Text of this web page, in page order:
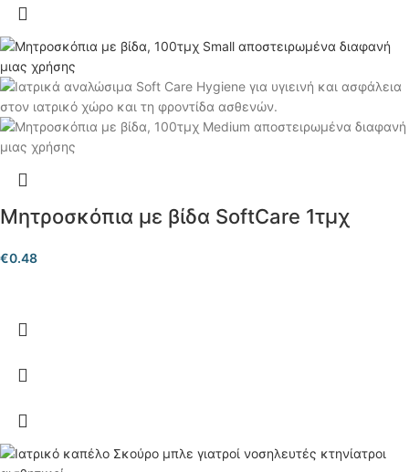
Μητροσκόπια με βίδα SoftCare 1τμχ
€0.48